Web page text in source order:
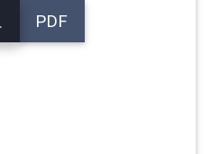
PDF